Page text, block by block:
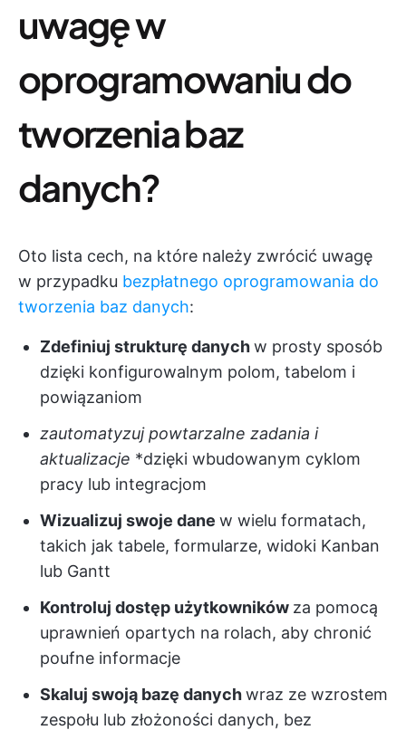
uwagę w
oprogramowaniu do
tworzenia baz
danych?
Oto lista cech, na które należy zwrócić uwagę
w przypadku bezpłatnego oprogramowania do
tworzenia baz danych:
Zdefiniuj strukturę danychw prosty sposób
dzięki konfigurowalnym polom, tabelom i
powiązaniom
zautomatyzuj powtarzalne zadania i
aktualizacje *dzięki wbudowanym cyklom
pracy lub integracjom
Wizualizuj swoje dane w wielu formatach,
takich jak tabele, formularze, widoki Kanban
lub Gantt
Kontroluj dostęp użytkowników za pomocą
uprawnień opartych na rolach, aby chronić
poufne informacje
Skaluj swoją bazę danychwraz ze wzrostem
zespołu lub złożoności danych, bez